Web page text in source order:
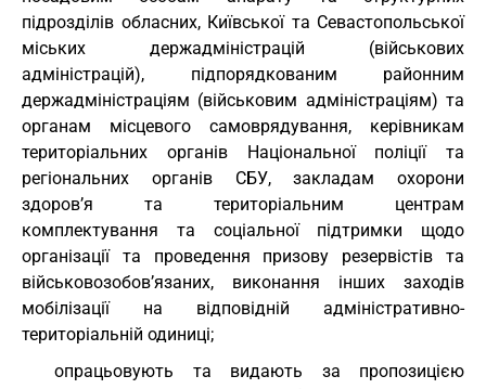
підрозділів обласних, Київської та Севастопольської
міських держадміністрацій (військових
адміністрацій), підпорядкованим районним
держадміністраціям (військовим адміністраціям) та
органам місцевого самоврядування, керівникам
територіальних органів Національної поліції та
регіональних органів СБУ, закладам охорони
здоров’я та територіальним центрам
комплектування та соціальної підтримки щодо
організації та проведення призову резервістів та
військовозобов’язаних, виконання інших заходів
мобілізації на відповідній адміністративно-
територіальній одиниці;
опрацьовують та видають за пропозицією